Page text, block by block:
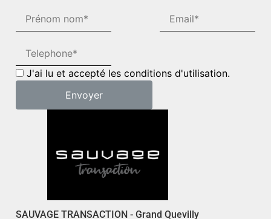
J'ai lu et accepté les conditions d'utilisation.
SAUVAGE TRANSACTION - Grand Quevilly